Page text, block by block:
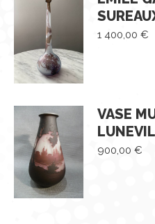
1 400,00 €
VASE
900,00 €